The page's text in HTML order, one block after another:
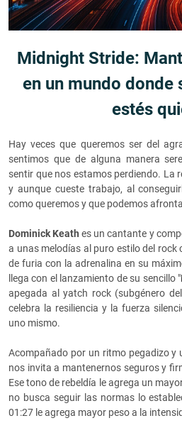
Midnight Stride:
en un mundo donde
estés
Hay veces que queremos ser del
sentimos que de alguna manera
sentir que nos estamos perdiendo. La
y aunque cueste trabajo, al
como queremos y que podemos
Dominick Keathes un cantante y
a unas melodías al puro estilo del rock
de furia con la adrenalina en su
llega con el lanzamiento de su sencillo "
apegada al yatch rock (subgénero
celebra la resiliencia y la fuerza
uno mismo.
Acompañado por un ritmo pegadizo y
nos invita a mantenernos seguros y
Ese tono de rebeldía le agrega un
no busca seguir las normas lo
01:27 le agrega mayor peso a la